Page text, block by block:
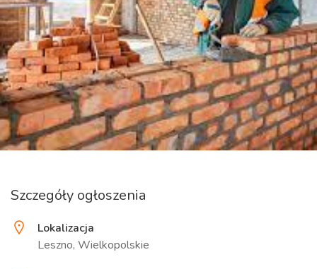
Szczegóły ogłoszenia
Lokalizacja
Leszno, Wielkopolskie